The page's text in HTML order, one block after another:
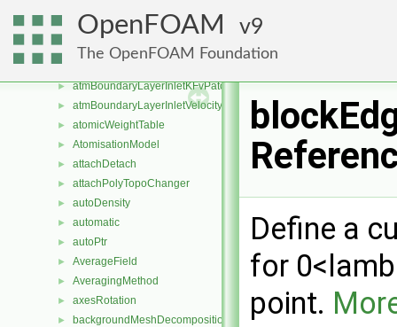
OpenFOAM 9
The OpenFOAM Foundation
► aspectRatioModel
► atmBoundaryLayer
►
► atmBoundaryLayerInletKFvPatchScalarField
► atmBoundaryLayerInletVelocityFvPatchVectorField
► atomicWeightTable
► AtomisationModel
► attachDetach
► attachPolyTopoChanger
► autoDensity
► automatic
► autoPtr
► AverageField
► AveragingMethod
► axesRotation
► backgroundMeshDecomposition
Define a
for
point.